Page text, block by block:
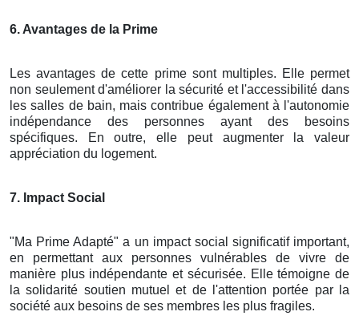
6. Avantages de la Prime
Les avantages de cette prime sont multiples. Elle permet
non seulement d'améliorer la sécurité et l'accessibilité dans
les salles de bain, mais contribue également à l'autonomie
indépendance des personnes ayant des besoins
spécifiques. En outre, elle peut augmenter la valeur
appréciation du logement.
7. Impact Social
"Ma Prime Adapté" a un impact social significatif important,
en permettant aux personnes vulnérables de vivre de
manière plus indépendante et sécurisée. Elle témoigne de
la solidarité soutien mutuel et de l'attention portée par la
société aux besoins de ses membres les plus fragiles.